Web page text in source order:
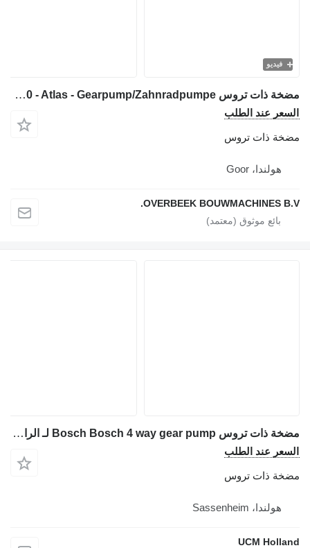
فيديو
مضخة ذات تروس Bosch 0510 725 350 - Atlas - Gearpump/Zahnradpumpe لـ آلات البناء
السعر عند الطلب
مضخة ذات تروس
هولندا، Goor
OVERBEEK BOUWMACHINES B.V.
مضخة ذات تروس Bosch Bosch 4 way gear pump لـ الرافعات (الأوناش)
السعر عند الطلب
مضخة ذات تروس
هولندا، Sassenheim
UCM Holland